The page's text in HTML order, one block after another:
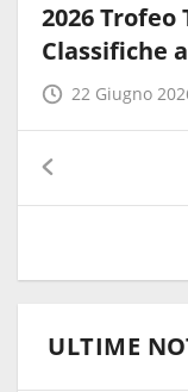
2026 Trofeo
Classifiche
22 Giugno
ULTIME